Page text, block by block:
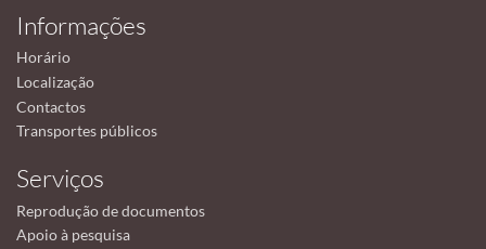
Informações
Horário
Localização
Contactos
Transportes públicos
Serviços
Reprodução de documentos
Apoio à pesquisa